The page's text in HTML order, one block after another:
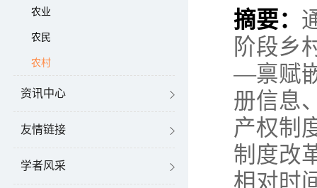
农业
农民
农村
资讯中心
友情链接
学者风采
摘要：
阶段乡
—禀赋
册信息
产权制
制度改
相对时